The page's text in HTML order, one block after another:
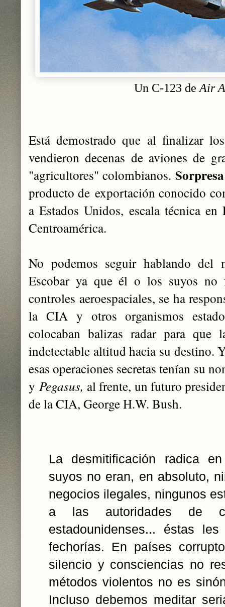
Un C-123 deAir
Está demostrado que al finalizar
vendieron decenas de aviones de
"agricultores" colombianos.
producto de exportación conocido
a Estados Unidos, escala técnica
Centroamérica.
No podemos seguir hablando
Escobar ya que él o los suyos no
controles aeroespaciales, se ha
la CIA y otros organismos
colocaban balizas radar para que
indetectable altitud hacia su destino.
esas operaciones secretas tenían su
y Pegasus, al frente, un futuro
de la CIA, George H.W. Bush.
La desmitificación radica
suyos no eran, en absoluto,
negocios ilegales, ningunos
a las autoridades de
estadounidenses... éstas
fechorías. En países
silencio y consciencias no
métodos violentos no es
Incluso debemos meditar